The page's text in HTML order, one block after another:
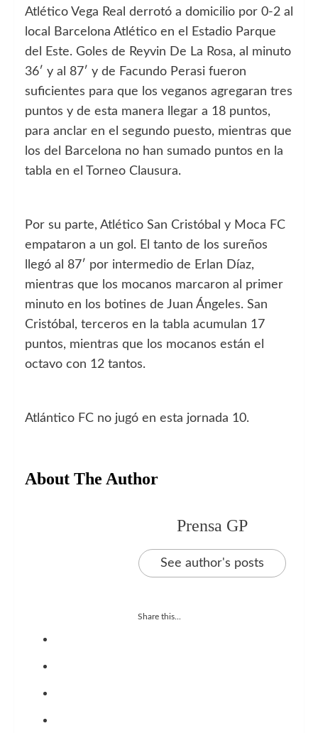
Atlético Vega Real derrotó a domicilio por 0-2 al
local Barcelona Atlético en el Estadio Parque
del Este. Goles de Reyvin De La Rosa, al minuto
36′ y al 87′ y de Facundo Perasi fueron
suficientes para que los veganos agregaran tres
puntos y de esta manera llegar a 18 puntos,
para anclar en el segundo puesto, mientras que
los del Barcelona no han sumado puntos en la
tabla en el Torneo Clausura.
Por su parte, Atlético San Cristóbal y Moca FC
empataron a un gol. El tanto de los sureños
llegó al 87′ por intermedio de Erlan Díaz,
mientras que los mocanos marcaron al primer
minuto en los botines de Juan Ángeles. San
Cristóbal, terceros en la tabla acumulan 17
puntos, mientras que los mocanos están el
octavo con 12 tantos.
Atlántico FC no jugó en esta jornada 10.
About The Author
Prensa GP
See author's posts
Share this...